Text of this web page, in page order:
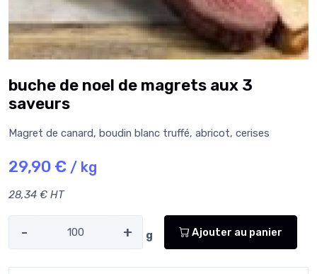
buche de noel de magrets aux 3
saveurs
Magret de canard, boudin blanc truffé, abricot, cerises
29,90 € / kg
28,34 € HT
- + g Ajouter au panier